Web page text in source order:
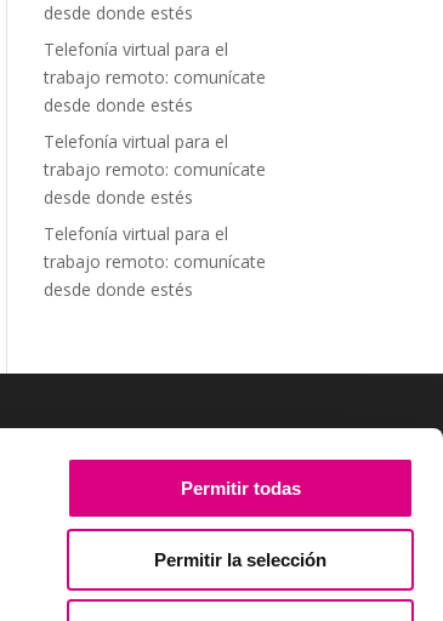
Permitir todas
Permitir la selección
desde donde estés
Telefonía virtual para el
trabajo remoto: comunícate
desde donde estés
Telefonía virtual para el
trabajo remoto: comunícate
desde donde estés
Telefonía virtual para el
trabajo remoto: comunícate
desde donde estés